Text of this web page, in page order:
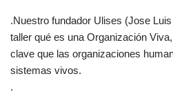
.Nuestro fundador Ulises (Jose
taller qué es una Organización
clave que las organizaciones
sistemas vivos.
.